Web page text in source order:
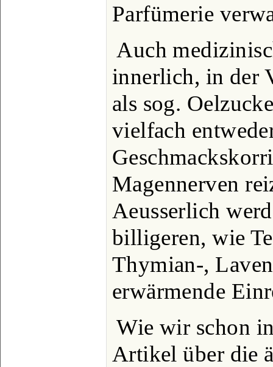
Parfümerie
Auch
innerlich, in der
als sog.
vielfach
Magennerven
Aeusserlich
billigeren, wie
Thymian-,
erwärmende
Wie wir schon
Artikel über die